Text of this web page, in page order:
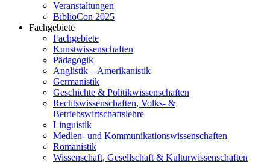
Veranstaltungen
BiblioCon 2025
Fachgebiete
Fachgebiete
Kunstwissenschaften
Pädagogik
Anglistik – Amerikanistik
Germanistik
Geschichte & Politikwissenschaften
Rechtswissenschaften, Volks- &
Betriebswirtschaftslehre
Linguistik
Medien- und Kommunikationswissenschaften
Romanistik
Wissenschaft, Gesellschaft & Kulturwissenschaften